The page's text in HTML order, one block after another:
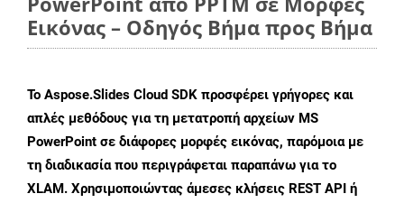
Εικόνας – Οδηγός Βήμα προς Βήμα
Το Aspose.Slides Cloud SDK προσφέρει γρήγορες και
απλές μεθόδους για τη μετατροπή αρχείων MS
PowerPoint σε διάφορες μορφές εικόνας, παρόμοια με
τη διαδικασία που περιγράφεται παραπάνω για το
XLAM. Χρησιμοποιώντας άμεσες κλήσεις REST API ή